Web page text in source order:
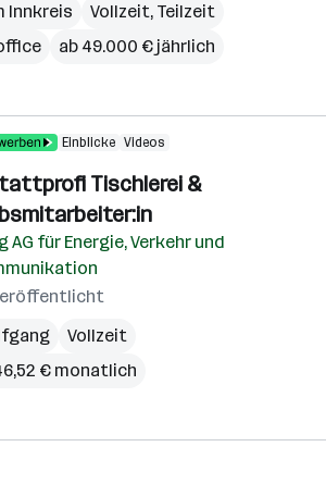
Innkreis
Vollzeit, Teilzeit
ab 49.000 € jährlich
Einblicke Videos
Tischlerei &
AG für Energie, Verkehr und
Vollzeit
€ monatlich